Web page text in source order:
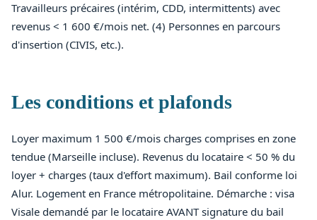
Travailleurs précaires (intérim, CDD, intermittents) avec
revenus < 1 600 €/mois net. (4) Personnes en parcours
d'insertion (CIVIS, etc.).
Les conditions et plafonds
Loyer maximum 1 500 €/mois charges comprises en zone
tendue (Marseille incluse). Revenus du locataire < 50 % du
loyer + charges (taux d'effort maximum). Bail conforme loi
Alur. Logement en France métropolitaine. Démarche : visa
Visale demandé par le locataire AVANT signature du bail